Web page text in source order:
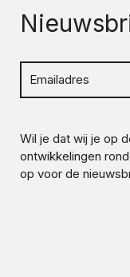
Wil je dat wij je op
ontwikkelingen
op voor de